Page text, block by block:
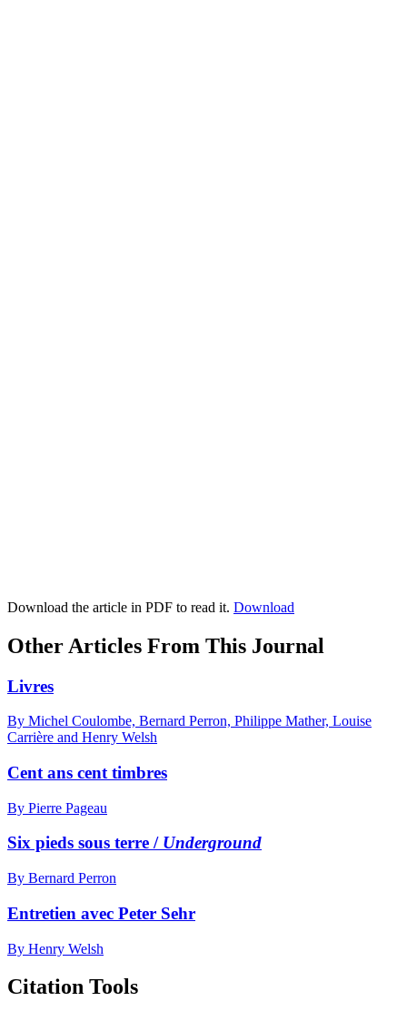
Download the article in PDF to read it. Download
Other Articles From This Journal
Livres
By Michel Coulombe, Bernard Perron, Philippe Mather, Louise
Carrière and Henry Welsh
Cent ans cent timbres
By Pierre Pageau
Six pieds sous terre / Underground
By Bernard Perron
Entretien avec Peter Sehr
By Henry Welsh
Citation Tools